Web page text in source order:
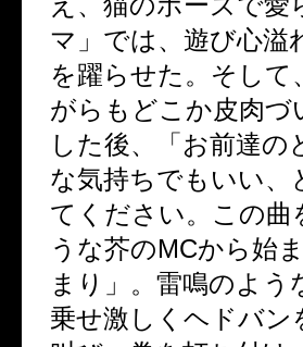
マ」では、遊び心溢
を躍らせた。そして
がらもどこか皮肉
した後、「お前達
な気持ちでもいい
てください。この曲
うな芥のMCから始
まり」。雷鳴のよ
乗せ激しくヘドバン